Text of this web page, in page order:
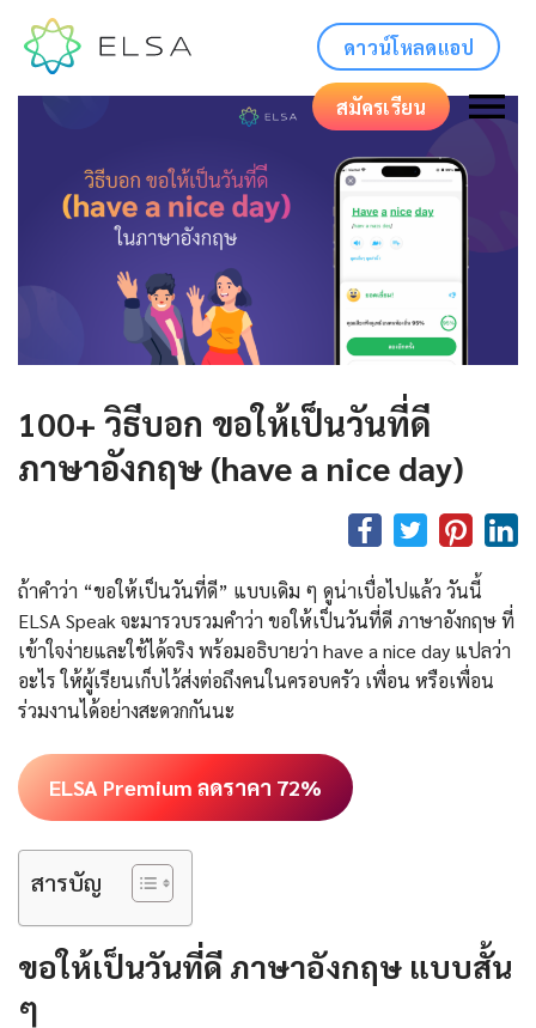
ดาวน์โหลดแอป
สมัครเรียน
100+ วิธีบอก ขอให้เป็นวันที่ดี
ภาษาอังกฤษ (have a nice day)
ถ้าคำว่า “ขอให้เป็นวันที่ดี” แบบเดิม ๆ ดูน่าเบื่อไปแล้ว วันนี้
ELSA Speak จะมารวบรวมคำว่า ขอให้เป็นวันที่ดี ภาษาอังกฤษ ที่
เข้าใจง่ายและใช้ได้จริง พร้อมอธิบายว่า have a nice day แปลว่า
อะไร ให้ผู้เรียนเก็บไว้ส่งต่อถึงคนในครอบครัว เพื่อน หรือเพื่อน
ร่วมงานได้อย่างสะดวกกันนะ
ELSA Premium ลดราคา 72%
สารบัญ
ขอให้เป็นวันที่ดี ภาษาอังกฤษ แบบสั้น
ๆ